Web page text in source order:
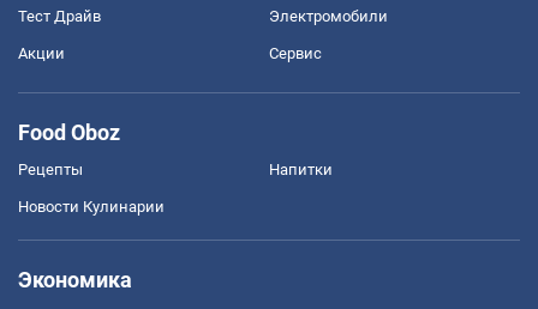
Тест Драйв Электромобили
Акции Сервис
Food Oboz
Рецепты Напитки
Новости Кулинарии
Экономика